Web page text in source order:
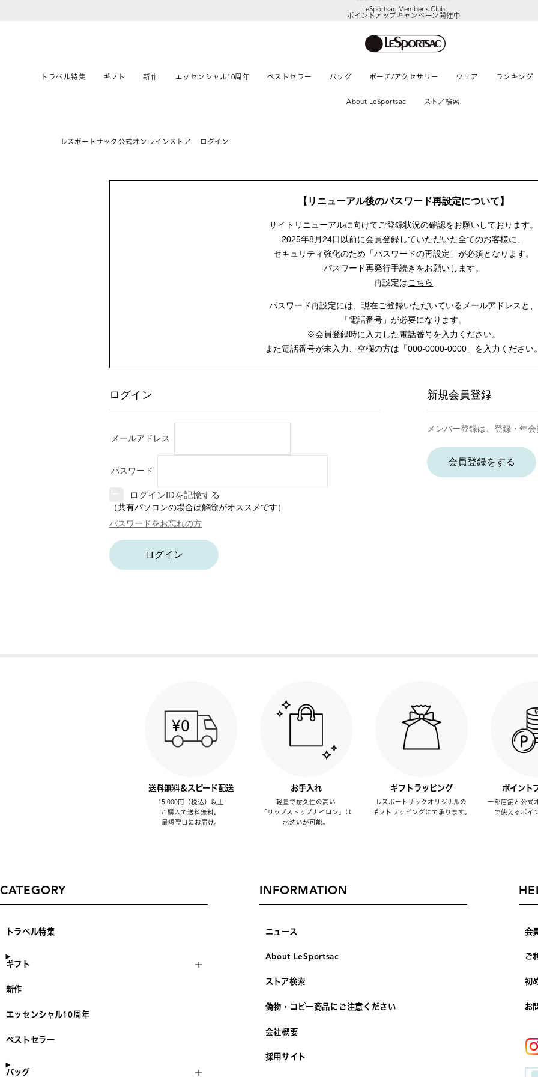
LeSportsac Member's Club
ポイントアップキャンペーン開催中
トラベル特集 ギフト 新作 エッセンシャル10周年 ベストセラー バッグ ポーチ/アクセサリー ウェア ランキング
About LeSportsac ストア検索
レスポートサック公式オンラインストア ログイン
【リニューアル後のパスワード再設定について】
サイトリニューアルに向けてご登録状況の確認をお願いしております。
2025年8月24日以前に会員登録していただいた全てのお客様に、
セキュリティ強化のため「パスワードの再設定」が必須となります。
パスワード再発行手続きをお願いします。
再設定はこちら
パスワード再設定には、 現在ご登録いただいているメールアドレスと、
「電話番号」が必要になります。
※会員登録時に入力した電話番号を入力ください。
また電話番号が未入力、空欄の方は 「000-0000-0000」を入力ください。
ログイン
メールアドレス
パスワード
ログインIDを記憶する
（共有パソコンの場合は解除がオススメです）
パスワードをお忘れの方
ログイン
新規会員登録
メンバー登録は、登録・年会
会員登録をする
送料無料＆スピード配送
15,000円（税込）以上
ご購入で送料無料。
最短翌日にお届け。
お手入れ
軽量で耐久性の高い
「リップストップナイロン」は
水洗いが可能。
ギフトラッピング
レスポートサックオリジナルの
ギフトラッピングにて承ります。
ポイント
一部店舗と公式
で使えるポイ
CATEGORY
トラベル特集
ギフト
新作
エッセンシャル10周年
ベストセラー
バッグ
INFORMATION
ニュース
About LeSportsac
ストア検索
偽物・コピー商品にご注意ください
会社概要
採用サイト
会
ご
初
お